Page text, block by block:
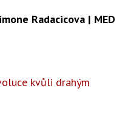
Radacicova | MED
kvůli drahým